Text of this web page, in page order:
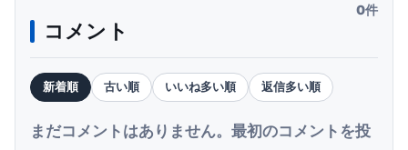
コメント
0件
新着順 古い順 いいね多い順 返信多い順
まだコメントはありません。最初のコメントを投